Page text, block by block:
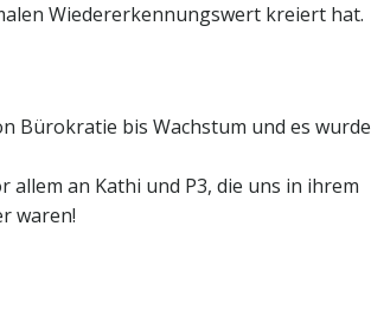
Wiedererkennungswert kreiert hat.
Bürokratie bis Wachstum und es wurde
an Kathi und P3, die uns in ihrem
waren!